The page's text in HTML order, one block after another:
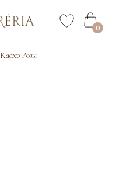
0
Кафф Розы